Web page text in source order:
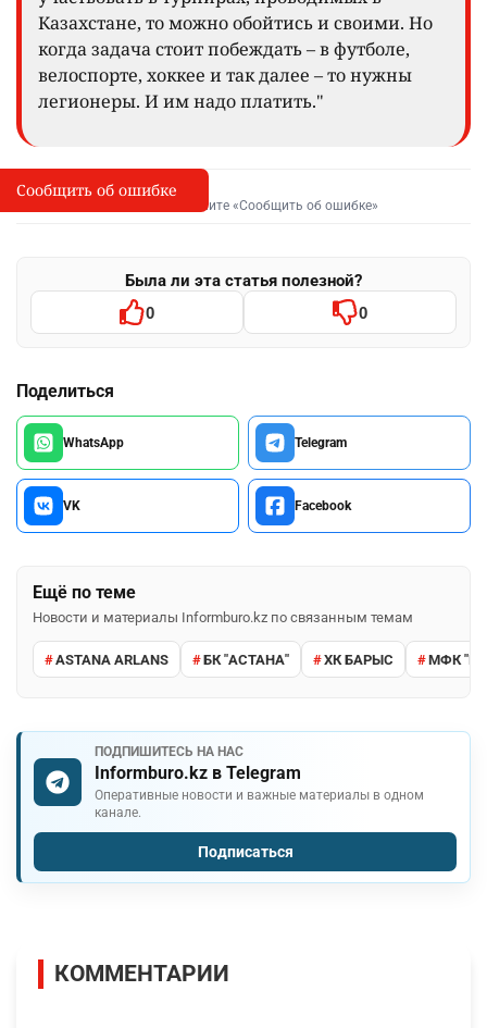
Казахстане, то можно обойтись и своими. Но
когда задача стоит побеждать – в футболе,
велоспорте, хоккее и так далее – то нужны
легионеры. И им надо платить."
I
Сообщить об опечатке
Выделите фрагмент и нажмите «Сообщить об ошибке»
Была ли эта статья полезной?
0 0
Поделиться
WhatsApp Telegram
VK Facebook
Ещё по теме
Новости и материалы Informburo.kz по связанным темам
ASTANA ARLANS БК "АСТАНА" ХК БАРЫС МФК
ПОДПИШИТЕСЬ НА НАС
Informburo.kz в Telegram
Оперативные новости и важные материалы в одном
канале.
Подписаться
Сообщить об ошибке
КОММЕНТАРИИ